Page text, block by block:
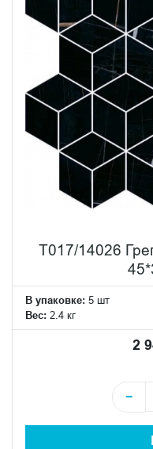
T017/14026
В упаковке: 5 шт
Вес: 2.4 кг
2
−